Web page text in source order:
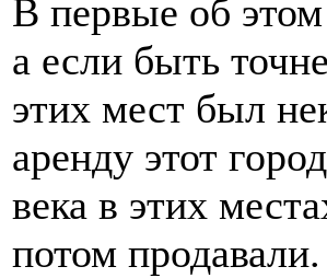
В первые об
а если быть
этих мест был
аренду этот
века в этих
потом продавали.